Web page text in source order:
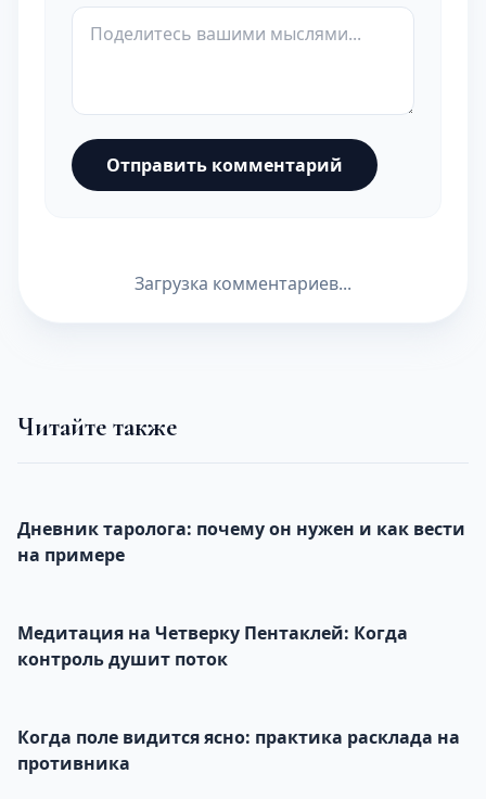
Отправить комментарий
Загрузка комментариев...
Читайте также
Дневник таролога: почему он нужен и как вести
на примере
Медитация на Четверку Пентаклей: Когда
контроль душит поток
Когда поле видится ясно: практика расклада на
противника